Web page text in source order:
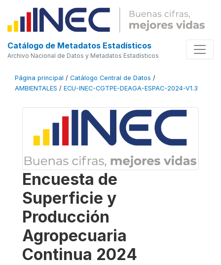
Catálogo de Metadatos Estadísticos
Archivo Nacional de Datos y Metadatos Estadísticos
Página principal / Catálogo Central de Datos /
AMBIENTALES / ECU-INEC-CGTPE-DEAGA-ESPAC-2024-V1.3
Encuesta de
Superficie y
Producción
Agropecuaria
Continua 2024